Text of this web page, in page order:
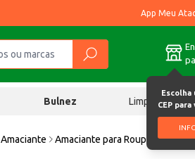
App Meu
Escolha
CEP
Bulnez Limpeza
Amaciante Amaciante para Roupa Urca